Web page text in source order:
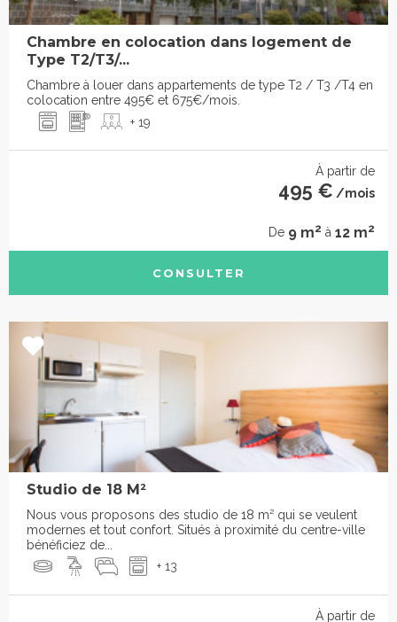
Chambre en colocation dans logement de
Type T2/T3/...
Chambre à louer dans appartements de type T2 / T3 /T4 en
colocation entre 495€ et 675€/mois.
+ 19
À partir de
495 € /mois
De 9 m2 à 12 m2
CONSULTER
Studio de 18 M²
Nous vous proposons des studio de 18 m² qui se veulent
modernes et tout confort. Situés à proximité du centre-ville
bénéficiez de...
+ 13
À partir de